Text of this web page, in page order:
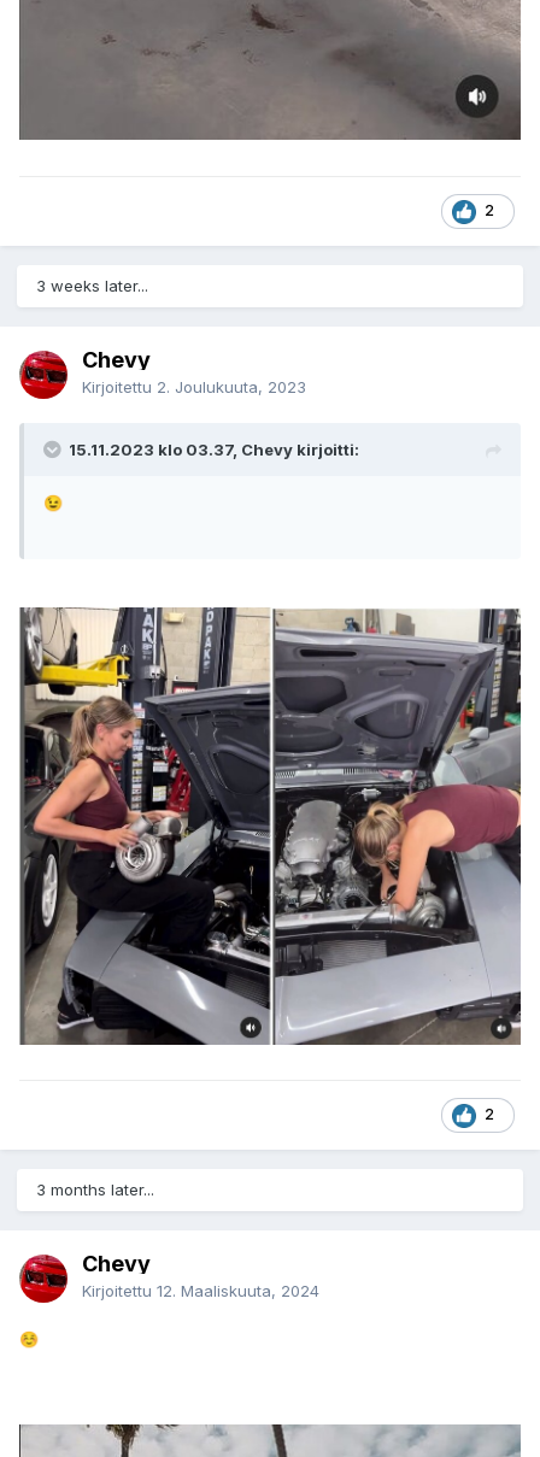
2
3 weeks later...
Chevy
Kirjoitettu 2. Joulukuuta, 2023
15.11.2023 klo 03.37, Chevy kirjoitti:
😉
2
3 months later...
Chevy
Kirjoitettu 12. Maaliskuuta, 2024
☺️